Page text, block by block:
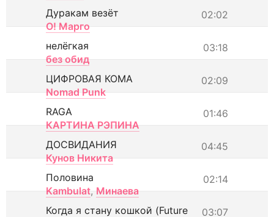
02:02
Дуракам везёт
О! Марго
03:18
нелёгкая
без обид
02:09
ЦИФРОВАЯ КОМА
Nomad Punk
01:46
RAGA
КАРТИНА РЭПИНА
04:45
ДОСВИДАНИЯ
Кунов Никита
02:14
Половина
Kambulat, Минаева
03:07
Когда я стану кошкой (Future